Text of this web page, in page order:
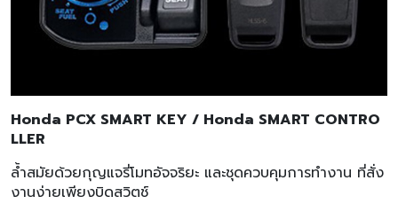
Honda PCX SMART KEY / Honda SMART CONTRO
LLER
ล้ำสมัยด้วยกุญแจรี่โมทอัจจริยะ และชุดควบคุมการทำงาน ที่สั่ง
งานง่ายเพียงบิดสวิตช์